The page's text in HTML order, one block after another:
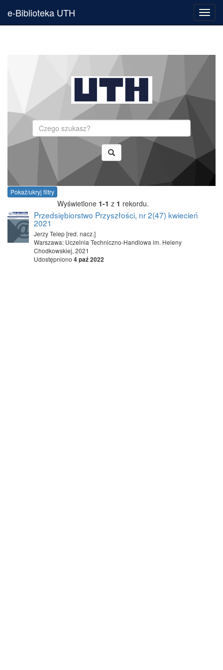
e-Biblioteka UTH
Pokaż/ukryj filtry
Wyświetlone 1-1 z 1 rekordu.
Przedsiębiorstwo Przyszłości, nr 2(47) kwiecień
2021
Jerzy Telep [red. nacz.]
Warszawa: Uczelnia Techniczno-Handlowa im. Heleny
Chodkowskiej, 2021
Udostępniono 4 paź 2022